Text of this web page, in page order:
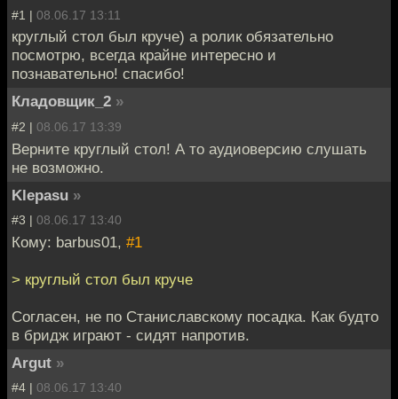
#1 | 08.06.17 13:11
круглый стол был круче) а ролик обязательно
посмотрю, всегда крайне интересно и
познавательно! спасибо!
Кладовщик_2 »
#2 | 08.06.17 13:39
Верните круглый стол! А то аудиоверсию слушать
не возможно.
Klepasu »
#3 | 08.06.17 13:40
Кому: barbus01, #1
> круглый стол был круче
Согласен, не по Станиславскому посадка. Как будто
в бридж играют - сидят напротив.
Argut »
#4 | 08.06.17 13:40